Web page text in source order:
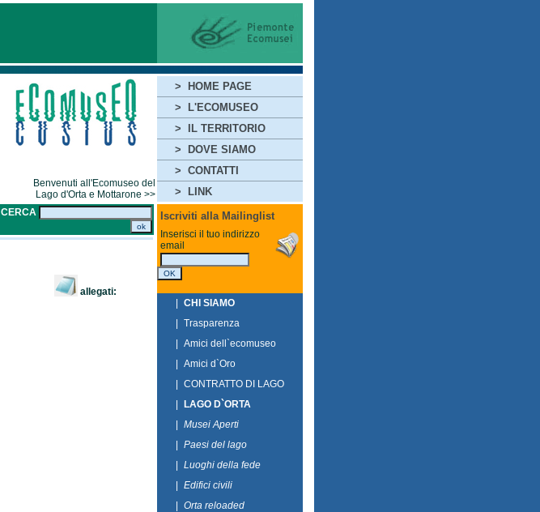
Benvenuti all'Ecomuseo del
Lago d'Orta e Mottarone >>
CERCA
allegati:
>
HOME PAGE
>
L'ECOMUSEO
>
IL TERRITORIO
>
DOVE SIAMO
> CONTATTI
>
LINK
Iscriviti alla Mailinglist
Inserisci il tuo indirizzo
email
CHI SIAMO
Trasparenza
Amici dell`ecomuseo
Amici d`Oro
CONTRATTO DI LAGO
LAGO D`ORTA
Musei Aperti
Paesi del lago
Luoghi della fede
Edifici civili
Orta reloaded